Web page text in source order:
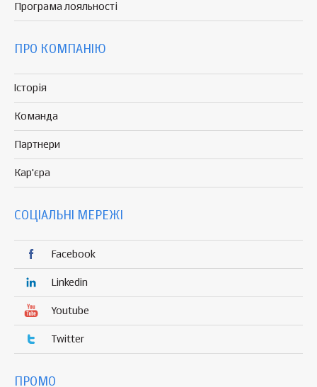
Програма лояльності
ПРО КОМПАНІЮ
Історія
Команда
Партнери
Кар'єра
СОЦІАЛЬНІ МЕРЕЖІ
Facebook
Linkedin
Youtube
Twitter
ПРОМО